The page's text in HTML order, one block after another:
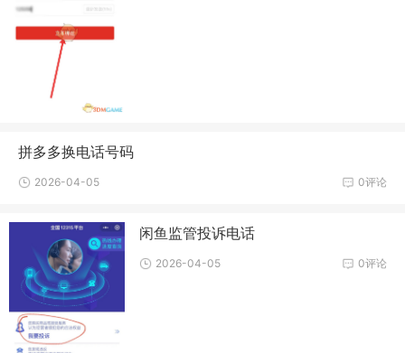
拼多多换电话号码
0评论
2026-04-05
闲鱼监管投诉电话
0评论
2026-04-05